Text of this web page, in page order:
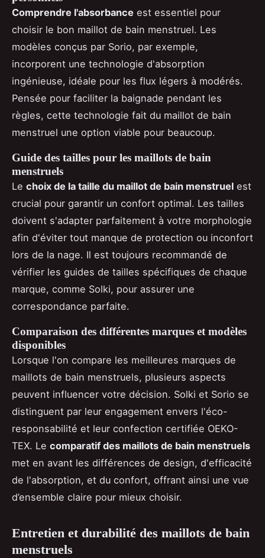
Comprendre l'absorbance est essentiel pour
choisir le bon maillot de bain menstruel. Les
modèles conçus par Sorio, par exemple,
incorporent une technologie d'absorption
ingénieuse, idéale pour les flux légers à modérés.
Pensée pour faciliter la baignade pendant les
règles, cette technologie fait du maillot de bain
menstruel une option viable pour beaucoup.
Guide des tailles pour les maillots de bain
menstruels
Le choix de la taille du maillot de bain menstruel est
crucial pour garantir un confort optimal. Les tailles
doivent s'adapter parfaitement à votre morphologie
afin d'éviter tout manque de protection ou inconfort
lors de la nage. Il est toujours recommandé de
vérifier les guides de tailles spécifiques de chaque
marque, comme Solki, pour assurer une
correspondance parfaite.
Comparaison des différentes marques et modèles
disponibles
Lorsque l'on compare les meilleures marques de
maillots de bain menstruels, plusieurs aspects
peuvent influencer votre décision. Solki et Sorio se
distinguent par leur engagement envers l'éco-
responsabilité et leur confection certifiée OEKO-
TEX. Le comparatif des maillots de bain menstruels
met en avant les différences de design, d'efficacité
de l'absorption, et du confort, offrant ainsi une vue
d’ensemble claire pour mieux choisir.
Entretien et durabilité des maillots de bain
menstruels